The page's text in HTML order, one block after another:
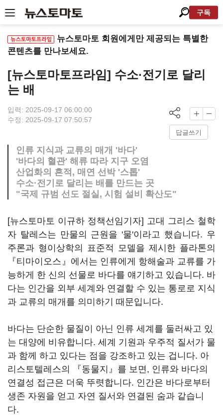
구독
뉴스토마토 회원에게만 제공되는 특별한
콘텐츠를 만나보세요.
[뉴스토마토프라임] 수소·전기로 달리
는 배
입력: 2025-09-17 06:00:00
수정: 2025-09-17 07:50:57
답글쓰기
인류 지식과 교류의 매개 '바다'
'바다의 혈관' 해류 따라 지구 오염
산업화의 흔적, 매연 선박 '스톱'
수소·전기로 달리는 배를 만드는 곳
"국제 규범 선도 절실, 시험 설비 확산도"
[뉴스토마토 이규하 정책선임기자] 고대 그리스 철학
자 탈레스는 만물의 근원을 '물'이라고 했습니다. 우
주론과 형이상학의 표준적 모델을 제시한 플라톤의
『티마이오스』에서는 인류에게 항해술과 교류를 가
능하게 한 신의 선물로 바다를 얘기하고 있습니다. 바
다는 인간을 외부 세계와 연결할 수 있는 통로로 지식
과 교류의 매개를 의미하기 때문입니다.
바다는 단순한 물질이 아닌 인류 세계를 둘러싸고 있
는 대양에 비유합니다. 세계 기원과 우주적 질서가 물
과 함께 하고 있다는 점을 강조하고 있는 겁니다. 아
리스토텔레스의 『동물지』를 보면, 인류와 바다의
연결성 접근은 더욱 뚜렷합니다. 인간은 바다로부터
생존 자원을 얻고 자연 질서와 연결된 숨과 같습니
다.